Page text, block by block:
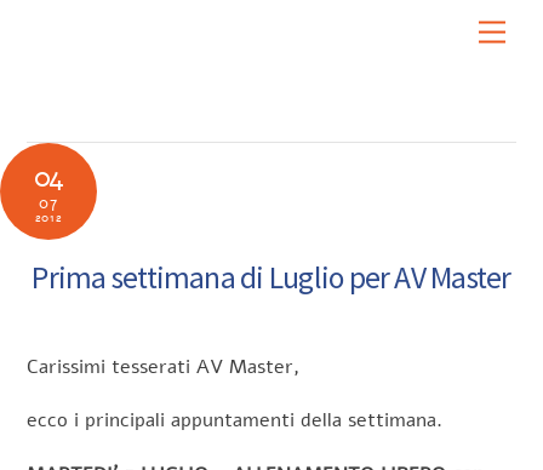
04
07
2012
Prima settimana di Luglio per AV Master
Carissimi tesserati AV Master,
ecco i principali appuntamenti della settimana.